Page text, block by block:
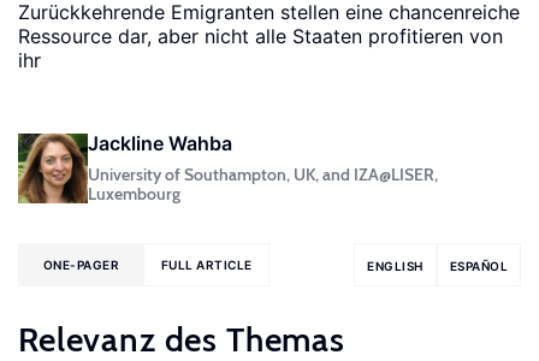
Zurückkehrende Emigranten stellen eine chancenreiche
Ressource dar, aber nicht alle Staaten profitieren von
ihr
Jackline Wahba
University of Southampton, UK, and IZA@LISER,
Luxembourg
ENGLISH ESPAÑOL
ONE-PAGER FULL ARTICLE
Relevanz des Themas